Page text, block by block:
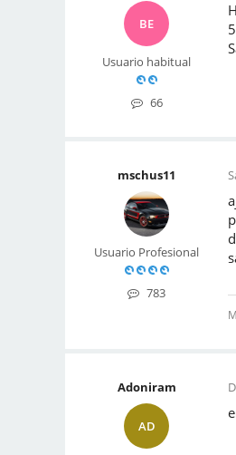
BE
Usuario habitual
66
mschus11
Usuario Profesional
783
Adoniram
AD